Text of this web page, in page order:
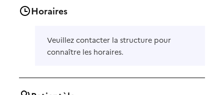
Horaires
Veuillez contacter la structure pour
connaître les horaires.